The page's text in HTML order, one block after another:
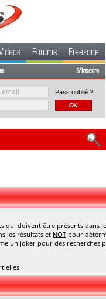
Forums Freezone
S'inscrire
Pass oublié ?
qui doivent être présents dans
les résultats et NOT pour
un joker pour des recherches